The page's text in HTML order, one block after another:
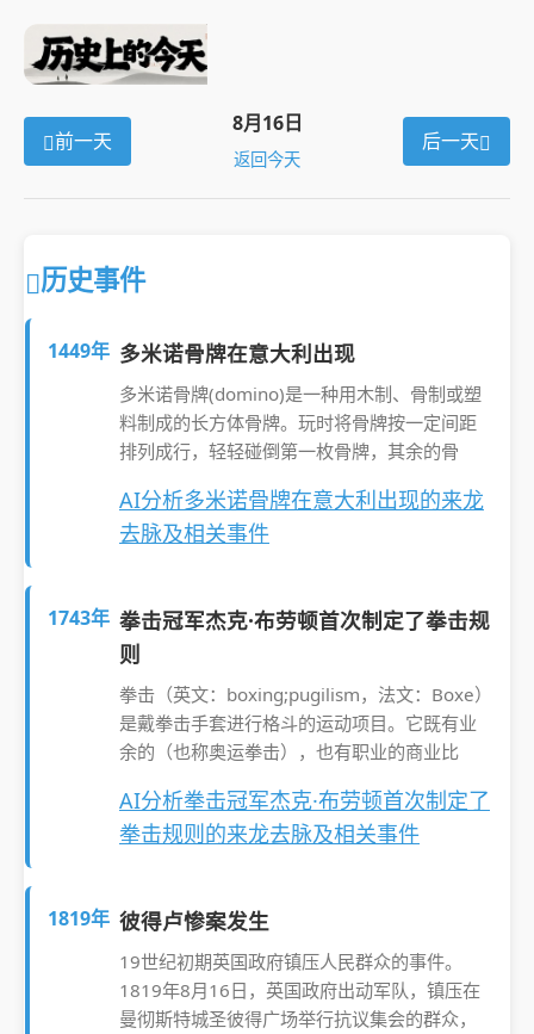
前一天
8月16日
返回今天
后一天
历史事件
1449年 多米诺骨牌在意大利出现
多米诺骨牌(domino)是一种用木制、骨制或塑
料制成的长方体骨牌。玩时将骨牌按一定间距
排列成行，轻轻碰倒第一枚骨牌，其余的骨
AI分析多米诺骨牌在意大利出现的来龙
去脉及相关事件
1743年 拳击冠军杰克·布劳顿首次制定了拳击规
则
拳击（英文：boxing;pugilism，法文：Boxe）
是戴拳击手套进行格斗的运动项目。它既有业
余的（也称奥运拳击），也有职业的商业比
AI分析拳击冠军杰克·布劳顿首次制定了
拳击规则的来龙去脉及相关事件
1819年 彼得卢惨案发生
19世纪初期英国政府镇压人民群众的事件。
1819年8月16日，英国政府出动军队，镇压在
曼彻斯特城圣彼得广场举行抗议集会的群众，